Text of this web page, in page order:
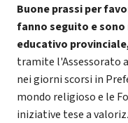
Buone prassi per
fanno seguito e
educativo
tramite l'Assessorato
nei giorni scorsi in
mondo religioso e le
iniziative tese a